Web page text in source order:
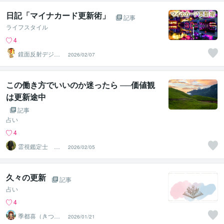
日記「マイナカード更新術」
記事
ライフスタイル
4
鏡面反射デジタ
ルアート製作所
（鈴木穣）
2026/02/07
この働き方でいいのか迷ったら ──価値観
は更新途中
記事
占い
4
霊視鑑定士 神
凪
2026/02/05
久々の更新
記事
占い
4
季都喜（きつ
き）
2026/01/21